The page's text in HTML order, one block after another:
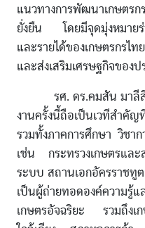
แนวทางการพัฒนาเกษตรก
ยั่งยืน โดยมีจุดมุ่งหมายร่
และรายได้ของเกษตรกรไ
และส่งเสริมเศรษฐกิจของป
รศ. ดร.คมสัน มาลีสี อ
งานครั้งนี้ถือเป็นเวทีสำคั
รวมทั้งภาคการศึกษา วิชา
เช่น กระทรวงเกษตรแล
ระบบ สถานเอกอัครราชทู
เป็นผู้ถ่ายทอดองค์ความรู้แ
เกษตรอัจฉริยะ รวมถึงเก